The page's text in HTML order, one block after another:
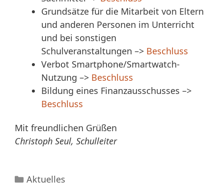
Grundsätze für die Mitarbeit von Eltern
und anderen Personen im Unterricht
und bei sonstigen
Schulveranstaltungen –> Beschluss
Verbot Smartphone/Smartwatch-
Nutzung –> Beschluss
Bildung eines Finanzausschusses –>
Beschluss
Mit freundlichen Grüßen
Christoph Seul, Schulleiter
Kategorien
Aktuelles